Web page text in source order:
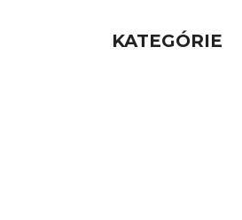
KATEGÓRIE